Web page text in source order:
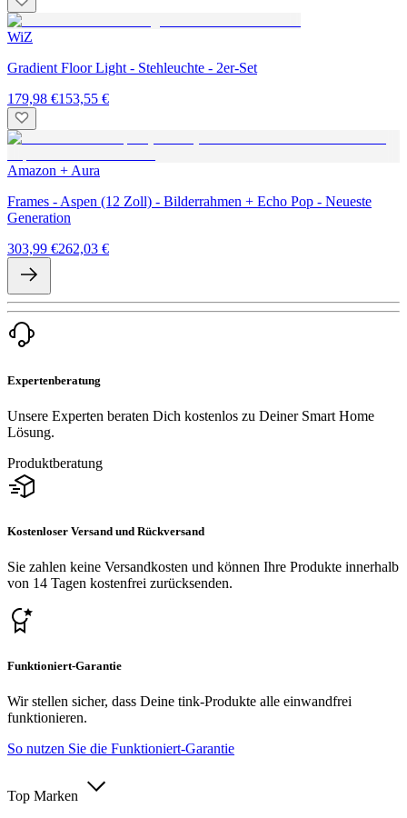
WiZ
Gradient Floor Light - Stehleuchte - 2er-Set
179,98 €153,55 €
Amazon + Aura
Frames - Aspen (12 Zoll) - Bilderrahmen + Echo Pop - Neueste
Generation
303,99 €262,03 €
Expertenberatung
Unsere Experten beraten Dich kostenlos zu Deiner Smart Home
Lösung.
Produktberatung
Kostenloser Versand und Rückversand
Sie zahlen keine Versandkosten und können Ihre Produkte innerhalb
von 14 Tagen kostenfrei zurücksenden.
Funktioniert-Garantie
Wir stellen sicher, dass Deine tink-Produkte alle einwandfrei
funktionieren.
So nutzen Sie die Funktioniert-Garantie
Top Marken